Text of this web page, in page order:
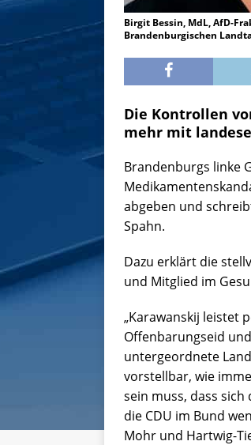
Birgit Bessin, MdL, AfD-
Brandenburgischen
Die Kontrollen
mehr mit
Brandenburgs linke
abgeben und
Spahn.
Dazu erklärt die
und Mitglied im
„Karawanskij leistet
Offenbarungseid
untergeordnete
vorstellbar, wie
sein muss, dass
die CDU im Bund
Mohr und Hartwig-